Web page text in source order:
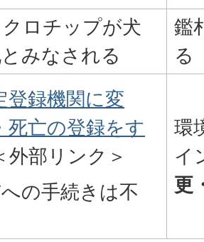
ロチップが犬
みなされる
鑑
る
登録機関に変
死亡の登録をす
外部リンク＞
の手続きは不
環
イ
更